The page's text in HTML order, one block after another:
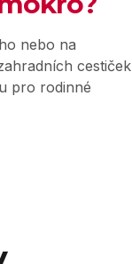
nebo na
cestiček
pro rodinné